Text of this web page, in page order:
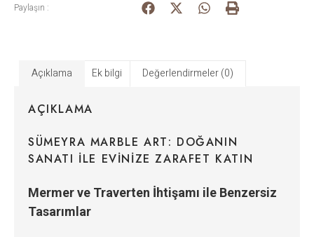
Paylaşın :
Açıklama Ek bilgi Değerlendirmeler (0)
AÇIKLAMA
SÜMEYRA MARBLE ART: DOĞANIN
SANATI ILE EVINIZE ZARAFET KATIN
Mermer ve Traverten İhtişamı ile Benzersiz
Tasarımlar